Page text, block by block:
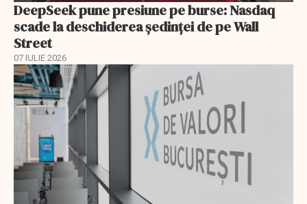
DeepSeek pune presiune pe burse: Nasdaq
scade la deschiderea ședinței de pe Wall
Street
07 IULIE 2026